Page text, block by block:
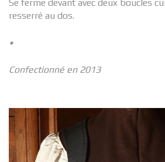
Se ferme devant avec deux boucles
resserré au dos.
•
Confectionné en 2013